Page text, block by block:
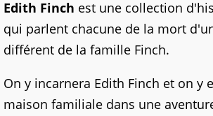
Edith Finch est une collection
qui parlent chacune de la mort
différent de la famille Finch.
On y incarnera Edith Finch et on y
maison familiale dans une